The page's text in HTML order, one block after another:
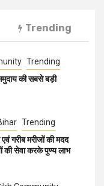
Trending
Trending
की सबसे बड़ी
Trending
मरीजों की मदद
की सेवा करके पुण्य लाभ